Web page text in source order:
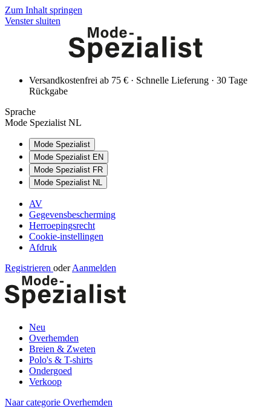
Zum Inhalt springen
Venster sluiten
Versandkostenfrei ab 75 € · Schnelle Lieferung · 30 Tage
Rückgabe
Sprache
Mode Spezialist NL
Mode Spezialist
Mode Spezialist EN
Mode Spezialist FR
Mode Spezialist NL
AV
Gegevensbescherming
Herroepingsrecht
Cookie-instellingen
Afdruk
Registrieren oder Aanmelden
Neu
Overhemden
Breien & Zweten
Polo's & T-shirts
Ondergoed
Verkoop
Naar categorie Overhemden